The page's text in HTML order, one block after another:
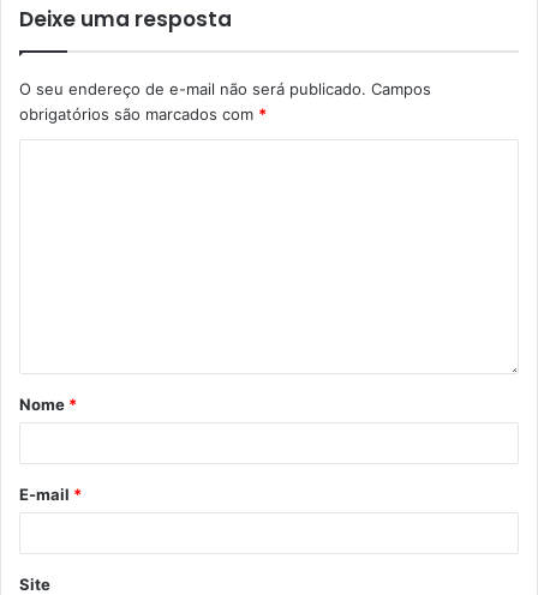
Deixe uma resposta
O seu endereço de e-mail não será publicado. Campos
obrigatórios são marcados com *
Nome *
E-mail *
Site